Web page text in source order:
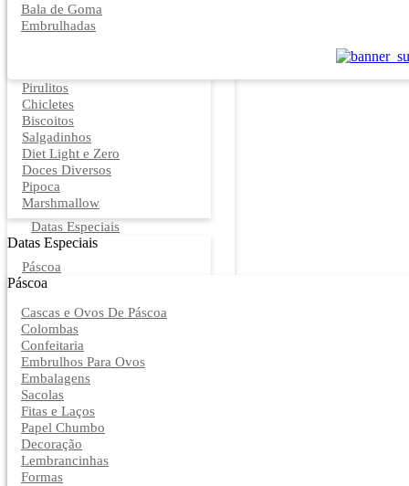
Bala de Goma
Embrulhadas
Pirulitos
Chicletes
Biscoitos
Salgadinhos
Diet Light e Zero
Doces Diversos
Pipoca
Marshmallow
Datas Especiais
Datas Especiais
Páscoa
Páscoa
Cascas e Ovos De Páscoa
Colombas
Confeitaria
Embrulhos Para Ovos
Embalagens
Sacolas
Fitas e Laços
Papel Chumbo
Decoração
Lembrancinhas
Formas